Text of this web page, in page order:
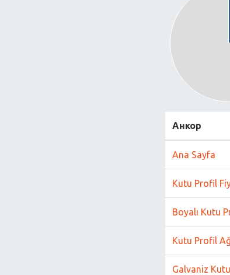
Анкор
Ana Sayfa
Kutu Profil
Boyalı Kutu
Kutu Profil
Galvaniz